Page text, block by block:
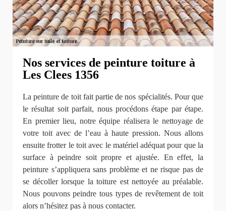
Nos services de peinture toiture à
Les Clees 1356
La peinture de toit fait partie de nos spécialités. Pour que
le résultat soit parfait, nous procédons étape par étape.
En premier lieu, notre équipe réalisera le nettoyage de
votre toit avec de l’eau à haute pression. Nous allons
ensuite frotter le toit avec le matériel adéquat pour que la
surface à peindre soit propre et ajustée. En effet, la
peinture s’appliquera sans problème et ne risque pas de
se décoller lorsque la toiture est nettoyée au préalable.
Nous pouvons peindre tous types de revêtement de toit
alors n’hésitez pas à nous contacter.